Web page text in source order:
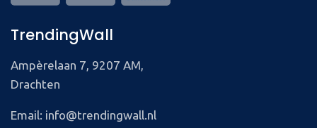
TrendingWall
Ampèrelaan 7, 9207 AM,
Drachten
Email: info@trendingwall.nl